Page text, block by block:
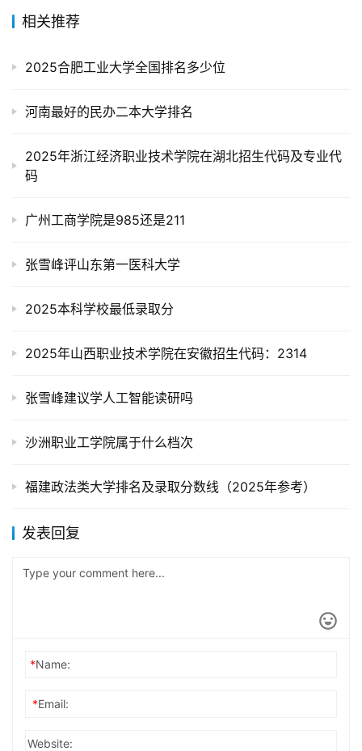
相关推荐
2025合肥工业大学全国排名多少位
河南最好的民办二本大学排名
2025年浙江经济职业技术学院在湖北招生代码及专业代
码
广州工商学院是985还是211
张雪峰评山东第一医科大学
2025本科学校最低录取分
2025年山西职业技术学院在安徽招生代码：2314
张雪峰建议学人工智能读研吗
沙洲职业工学院属于什么档次
福建政法类大学排名及录取分数线（2025年参考）
发表回复
*Name:
*Email:
Website: